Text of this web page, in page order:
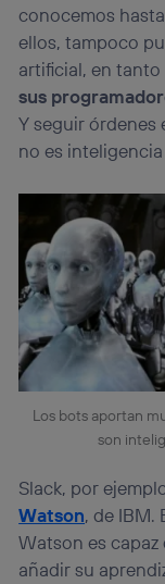
conocemos
ellos, tampoco
artificial, en tanto
sus
Y seguir órdenes
no es
Los bots aportan
son
Slack, por
Watson, de IBM.
Watson es
añadir su